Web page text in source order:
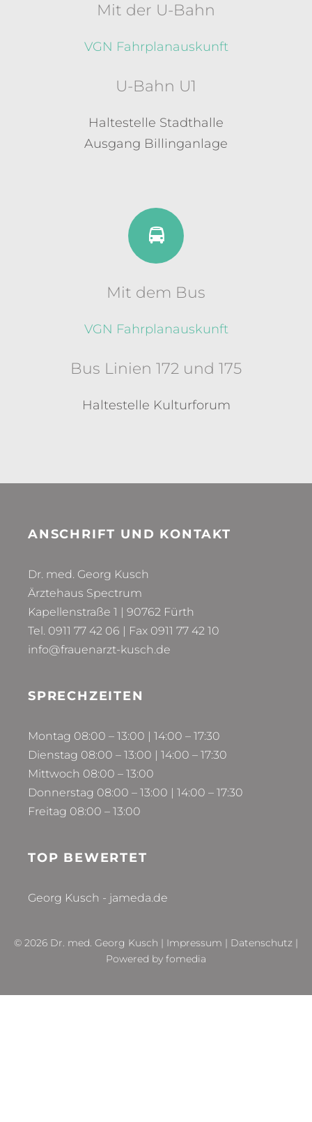
Mit der U-Bahn
VGN Fahrplanauskunft
U-Bahn U1
Haltestelle Stadthalle
Ausgang Billinganlage
Mit dem Bus
VGN Fahrplanauskunft
Bus Linien 172 und 175
Haltestelle Kulturforum
ANSCHRIFT UND KONTAKT
Dr. med. Georg Kusch
Ärztehaus Spectrum
Kapellenstraße 1 | 90762 Fürth
Tel. 0911 77 42 06 | Fax 0911 77 42 10
info@frauenarzt-kusch.de
SPRECHZEITEN
Montag 08:00 – 13:00 | 14:00 – 17:30
Dienstag 08:00 – 13:00 | 14:00 – 17:30
Mittwoch 08:00 – 13:00
Donnerstag 08:00 – 13:00 | 14:00 – 17:30
Freitag 08:00 – 13:00
TOP BEWERTET
Georg Kusch - jameda.de
© 2026 Dr. med. Georg Kusch | Impressum | Datenschutz |
Powered by fomedia